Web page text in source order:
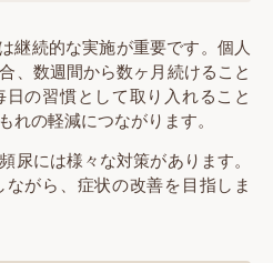
継続的な実施が重要です。個人
、数週間から数ヶ月続けること
の習慣として取り入れること
れの軽減につながります。
尿には様々な対策があります。
がら、症状の改善を目指しま